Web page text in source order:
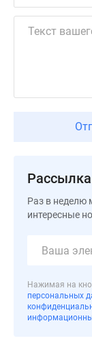
#траншевая
ипотека
Видео
новостроек
Субсидированная
Москве
Раз в неделю
интересные
Нажимая на
персональных